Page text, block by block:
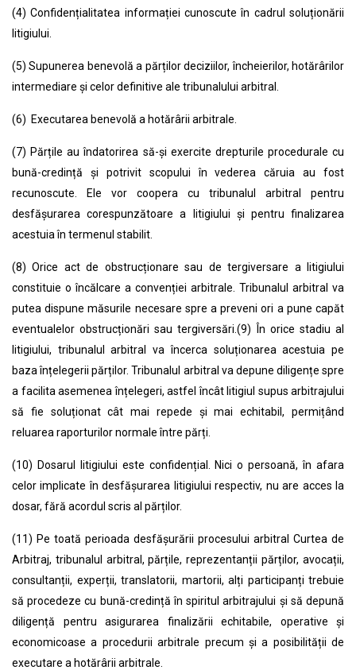
(4) Confidențialitatea informației cunoscute în cadrul soluționării
litigiului.
(5) Supunerea benevolă a părților deciziilor, încheierilor, hotărârilor
intermediare și celor definitive ale tribunalului arbitral.
(6) Executarea benevolă a hotărârii arbitrale.
(7) Părțile au îndatorirea să-și exercite drepturile procedurale cu
bună-credință și potrivit scopului în vederea căruia au fost
recunoscute. Ele vor coopera cu tribunalul arbitral pentru
desfășurarea corespunzătoare a litigiului și pentru finalizarea
acestuia în termenul stabilit.
(8) Orice act de obstrucționare sau de tergiversare a litigiului
constituie o încălcare a convenției arbitrale. Tribunalul arbitral va
putea dispune măsurile necesare spre a preveni ori a pune capăt
eventualelor obstrucționări sau tergiversări.(9)
În orice stadiu al
litigiului, tribunalul arbitral va încerca soluționarea acestuia pe
baza înțelegerii părților. Tribunalul arbitral va depune diligențe spre
a facilita asemenea înțelegeri, astfel încât litigiul supus arbitrajului
să fie soluționat cât mai repede și mai echitabil, permițând
reluarea raporturilor normale între părți.
(10) Dosarul litigiului este confidențial. Nici o persoană, în afara
celor implicate în desfășurarea litigiului respectiv, nu are acces la
dosar, fără acordul scris al părților.
(11) Pe toată perioada desfășurării procesului arbitral Curtea de
Arbitraj, tribunalul arbitral, părțile, reprezentanții părților, avocații,
consultanții, experții, translatorii, martorii, alți participanți trebuie
să procedeze cu bună-credință în spiritul arbitrajului și să depună
diligență pentru asigurarea finalizării echitabile, operative și
economicoase a procedurii arbitrale precum și a posibilității de
executare a hotărârii arbitrale.